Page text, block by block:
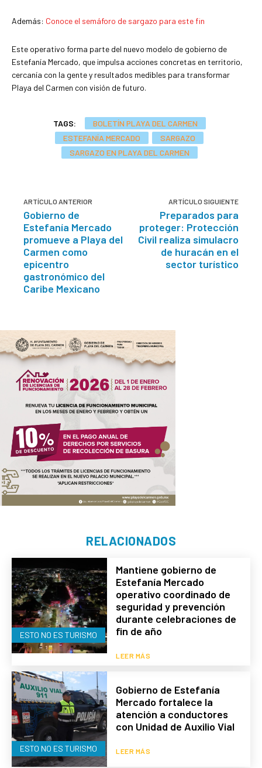
RELACIONADOS
ESTO NO ES TURISMO
Mantiene gobierno de
Estefanía Mercado
operativo coordinado de
seguridad y prevención
durante celebraciones de
fin de año
LEER MÁS
ESTO NO ES TURISMO
Gobierno de Estefanía
Mercado fortalece la
atención a conductores
con Unidad de Auxilio Vial
LEER MÁS
Además: Conoce el semáforo de sargazo para este fin
Este operativo forma parte del nuevo modelo de gobierno de
Estefanía Mercado, que impulsa acciones concretas en territorio,
cercanía con la gente y resultados medibles para transformar
Playa del Carmen con visión de futuro.
TAGS:
BOLETÍN PLAYA DEL CARMEN
ESTEFANÍA MERCADO
SARGAZO
SARGAZO EN PLAYA DEL CARMEN
ARTÍCULO ANTERIOR
Gobierno de
Estefanía Mercado
promueve a Playa del
Carmen como
epicentro
gastronómico del
Caribe Mexicano
ARTÍCULO SIGUIENTE
Preparados para
proteger: Protección
Civil realiza simulacro
de huracán en el
sector turístico